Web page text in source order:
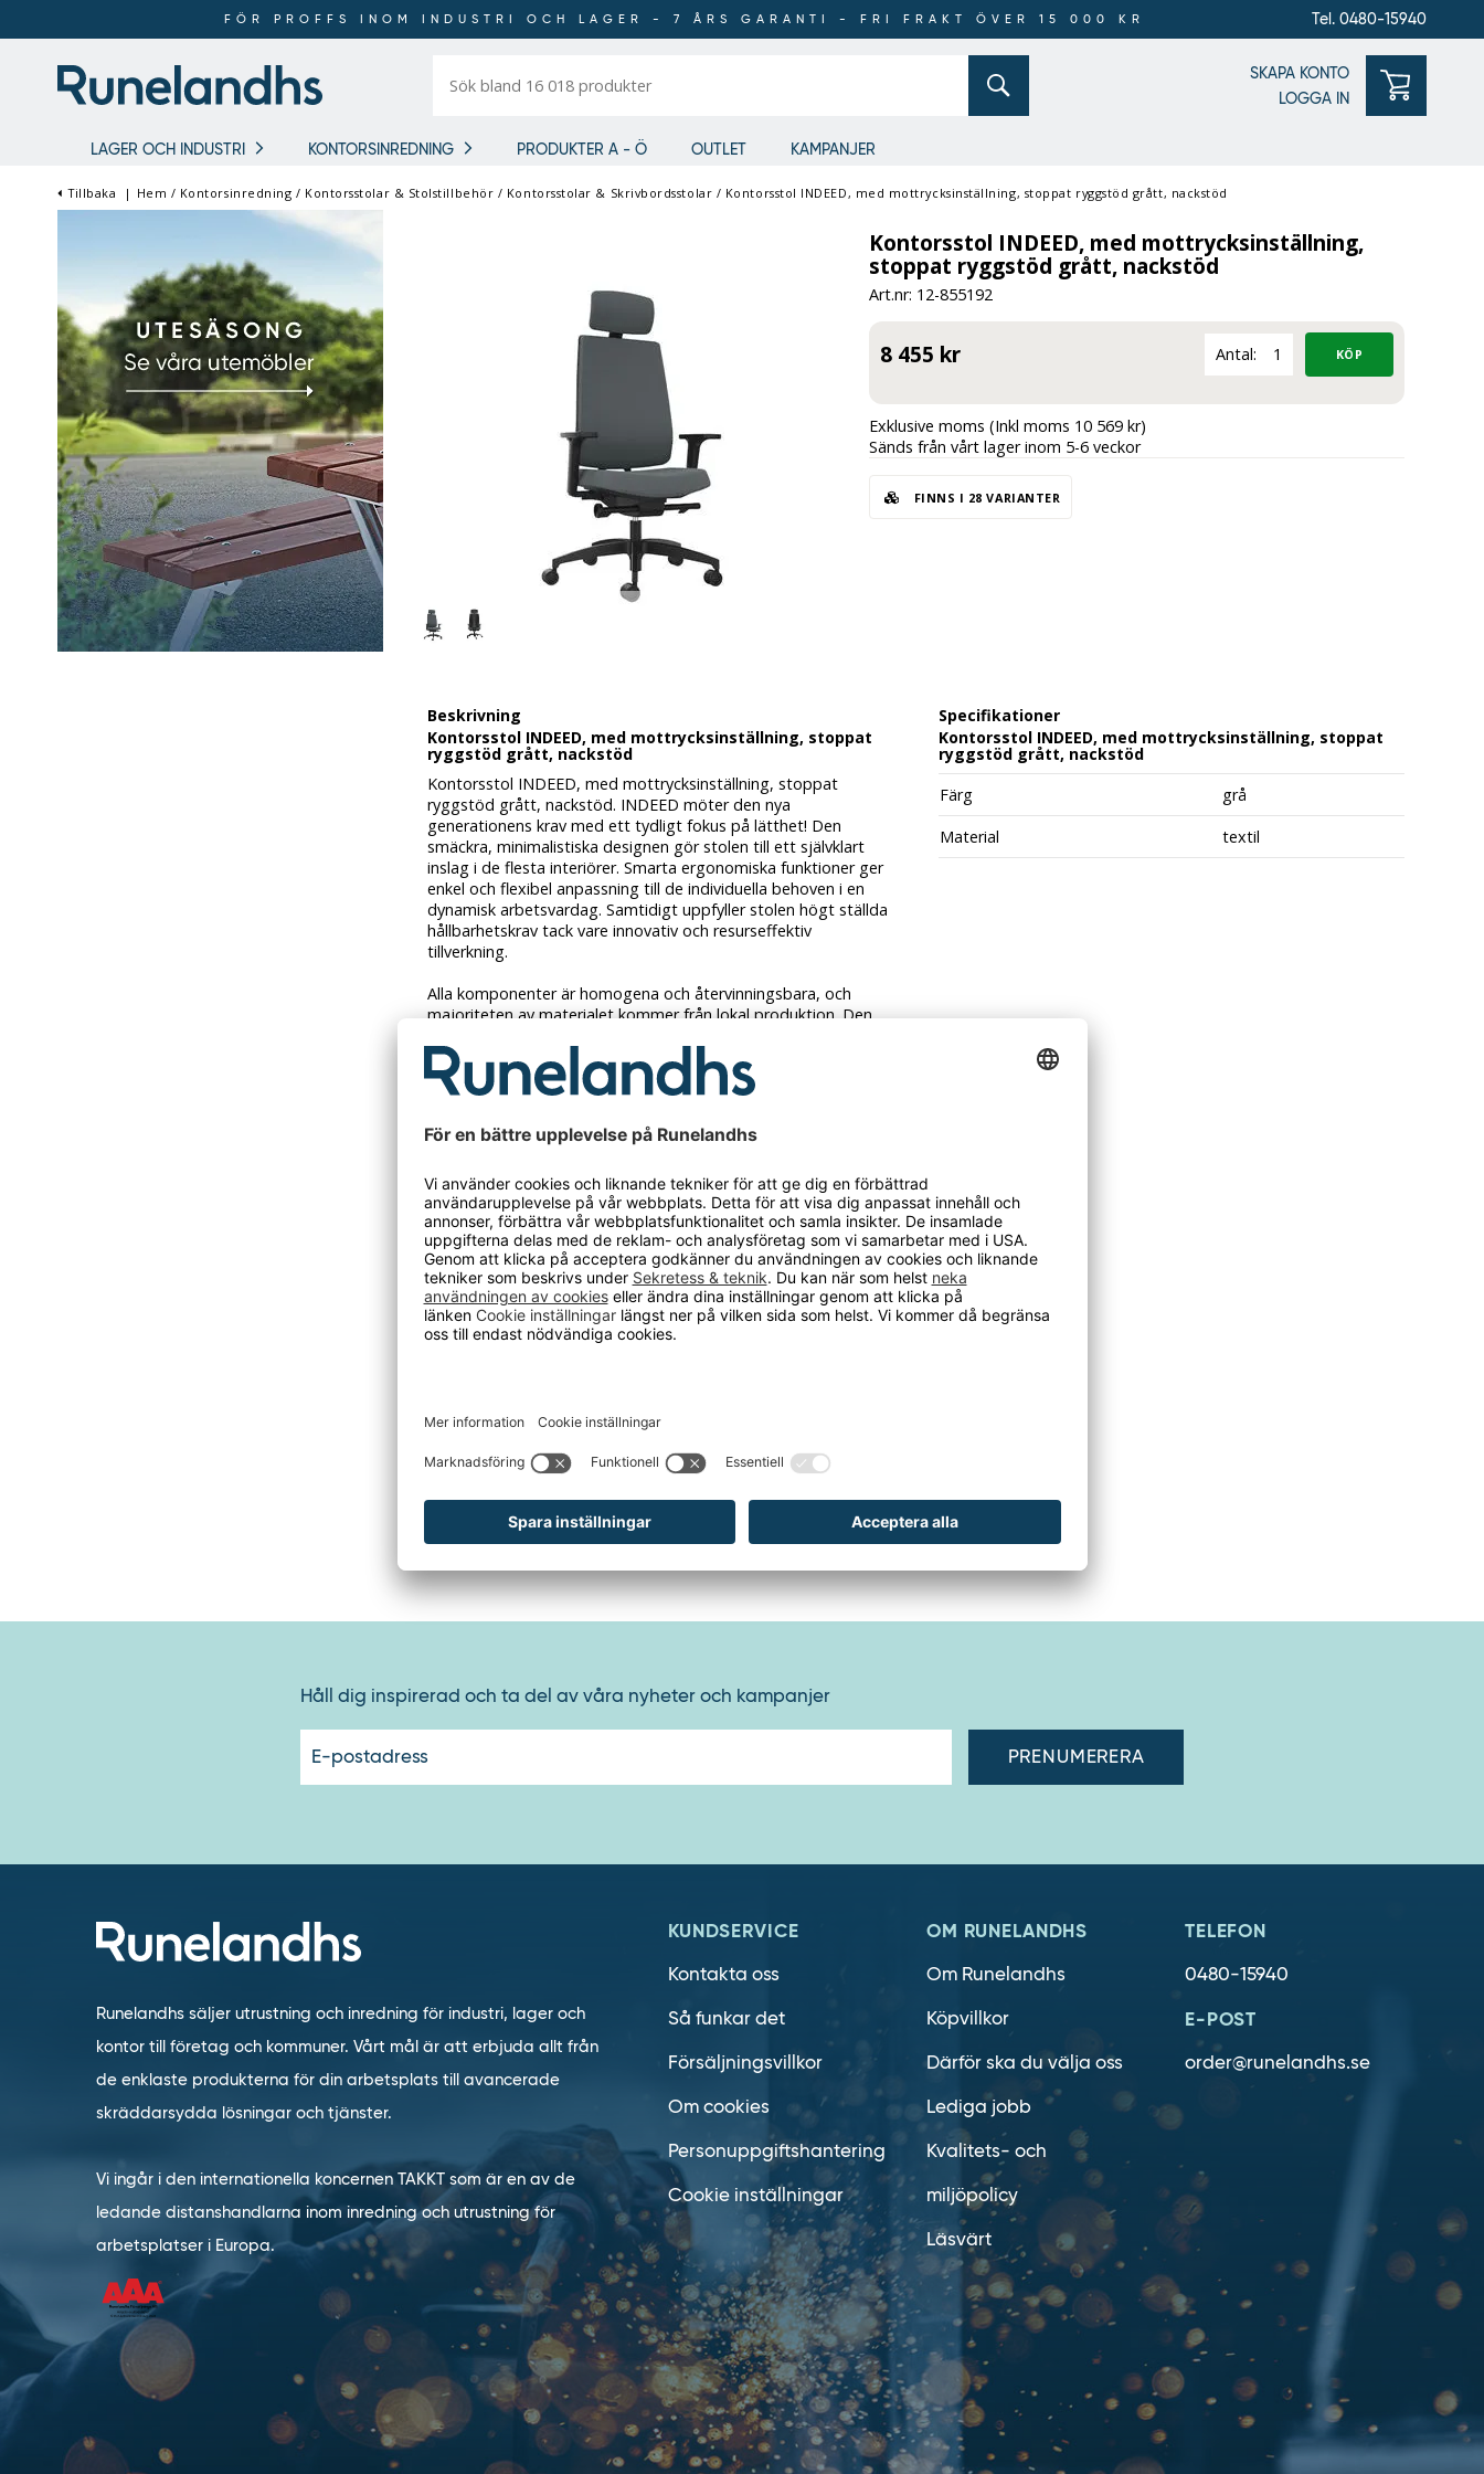
FÖR PROFFS INOM INDUSTRI OCH LAGER - 7 ÅRS GARANTI - FRI FRAKT ÖVER 15 000 KR Tel. 0480-15940
bland
SKAPA KONTO
LOGGA IN
LAGER OCH INDUSTRI KONTORSINREDNING PRODUKTER A - Ö OUTLET KAMPANJER
FÖR PROFFS INOM
INDUSTRI OCH LAGER
Tillbaka | Hem / Kontorsinredning / Kontorsstolar & Stolstillbehör / Kontorsstolar & Skrivbordsstolar / Kontorsstol INDEED, med mottrycksinställning, stoppat ryggstöd grått, nackstöd
Kontorsstol INDEED, med mottrycksinställning,
stoppat ryggstöd grått, nackstöd
Art.nr: 12-855192
8 455 kr Antal:
Exklusive moms (Inkl moms 10 569 kr)
Sänds från vårt lager inom 5-6 veckor
FINNS I 28 VARIANTER
Beskrivning
Kontorsstol INDEED, med mottrycksinställning, stoppat
ryggstöd grått, nackstöd
Kontorsstol INDEED, med mottrycksinställning, stoppat
ryggstöd grått, nackstöd. INDEED möter den nya
generationens krav med ett tydligt fokus på lätthet! Den
smäckra, minimalistiska designen gör stolen till ett självklart
inslag i de flesta interiörer. Smarta ergonomiska funktioner ger
enkel och flexibel anpassning till de individuella behoven i en
dynamisk arbetsvardag. Samtidigt uppfyller stolen högt ställda
hållbarhetskrav tack vare innovativ och resurseffektiv
tillverkning.
Alla komponenter är homogena och återvinningsbara, och
majoriteten av materialet kommer från lokal produktion. Den
materialåtgången med cirka 20 % jämfört med liknande stolar –
utan att kompromissa med funktion eller kvalitet. Resultatet?
Enklare hantering och en mer miljövänlig produktion.
- Sitsfärg: svart
- Stativfärg: svart
- Stativmaterial: plast
- Sitsmekanik: synkronmekanism med skjutbar sits
- Stativutförande: med hjul
- Sitshöjd: 400 - 520 mm
- Utförande av armstöd: med armstöd
- Ryggstödshöjd: 610 mm
- Sitsdjup: 380-460 mm
- Sitsmaterial: tyg
- Hjulutförande: mjuka hjul för hårda golv
- Max. belastning: 150 kg
- Rekommenderad sittid: upp till 8 timmarUtförande: stoppat
ryggstöd
- Sitsfärg: grå
- Utrustning: mottrycksinställning med nackstöd
Specifikationer
Kontorsstol INDEED, med mottrycksinställning, stoppat
ryggstöd grått, nackstöd
Färg
grå
Material
textil
Håll dig inspirerad och ta del av våra nyheter och kampanjer
postadress"
Runelandhs säljer utrustning och inredning för industri, lager och
kontor till företag och kommuner. Vårt mål är att erbjuda allt från
de enklaste produkterna för din arbetsplats till avancerade
skräddarsydda lösningar och tjänster.
Vi ingår i den internationella koncernen TAKKT som är en av de
ledande distanshandlarna inom inredning och utrustning för
arbetsplatser i Europa.
KUNDSERVICE
Kontakta oss
Så funkar det
Försäljningsvillkor
Om cookies
Personuppgiftshantering
Cookie inställningar
OM RUNELANDHS
Om Runelandhs
Köpvillkor
Därför ska du välja oss
Lediga jobb
Kvalitets- och
miljöpolicy
Läsvärt
TELEFON
0480-15940
E-POST
order@runelandhs.se